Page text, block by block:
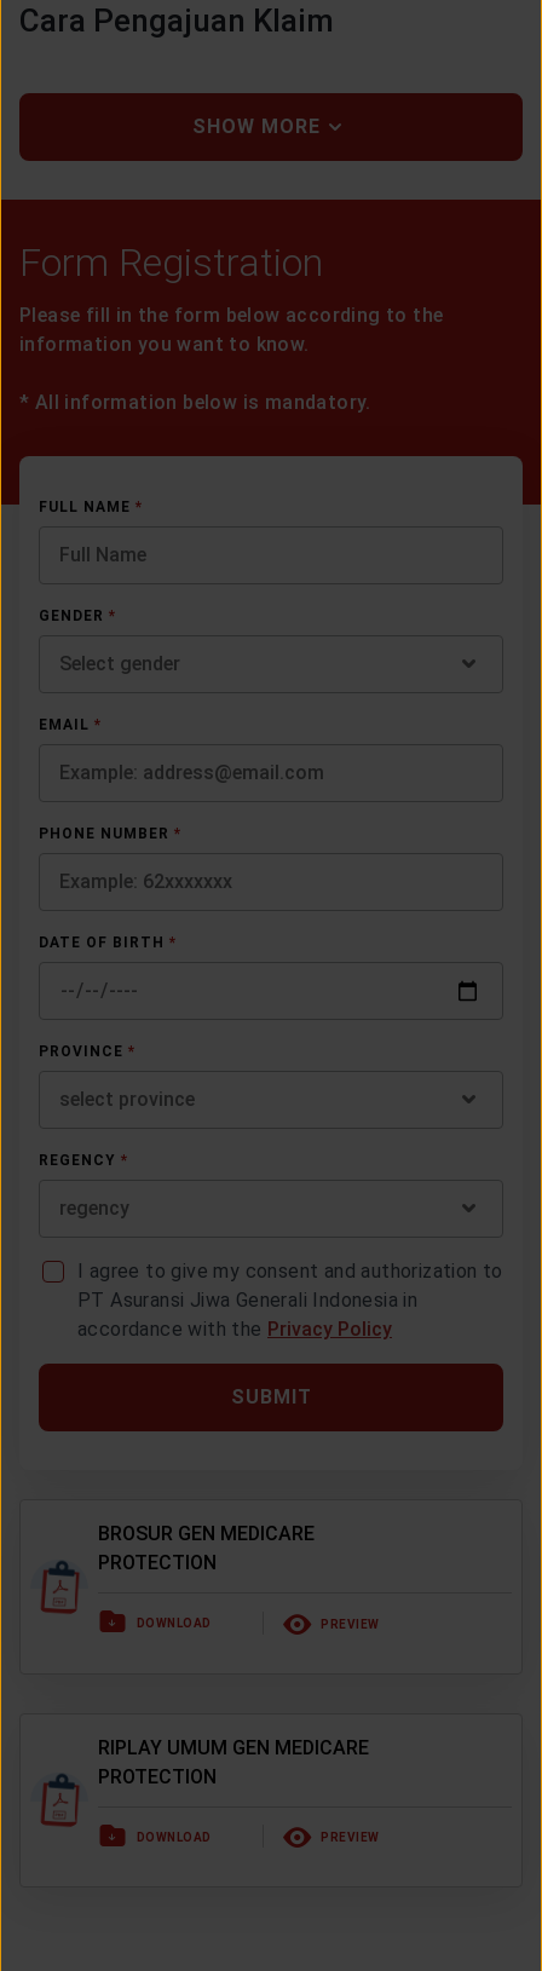
Cara Pengajuan Klaim
SHOW MORE
Form Registration
Please fill in the form below according to the
information you want to know.
* All information below is mandatory.
FULL NAME *
GENDER *
Select gender
EMAIL *
PHONE NUMBER *
DATE OF BIRTH *
PROVINCE *
select province
REGENCY *
regency
I agree to give my consent and authorization to
PT Asuransi Jiwa Generali Indonesia in
accordance with the Privacy Policy
SUBMIT
BROSUR GEN MEDICARE
PROTECTION
DOWNLOAD PREVIEW
RIPLAY UMUM GEN MEDICARE
PROTECTION
DOWNLOAD PREVIEW